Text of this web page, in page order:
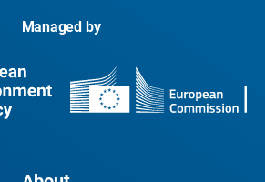
Managed by